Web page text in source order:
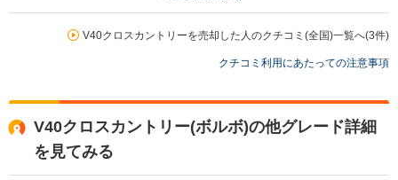
V40クロスカントリーを売却した人のクチコミ(全国)一覧へ(3件)
クチコミ利用にあたっての注意事項
V40クロスカントリー(ボルボ)の他グレード詳細
を見てみる